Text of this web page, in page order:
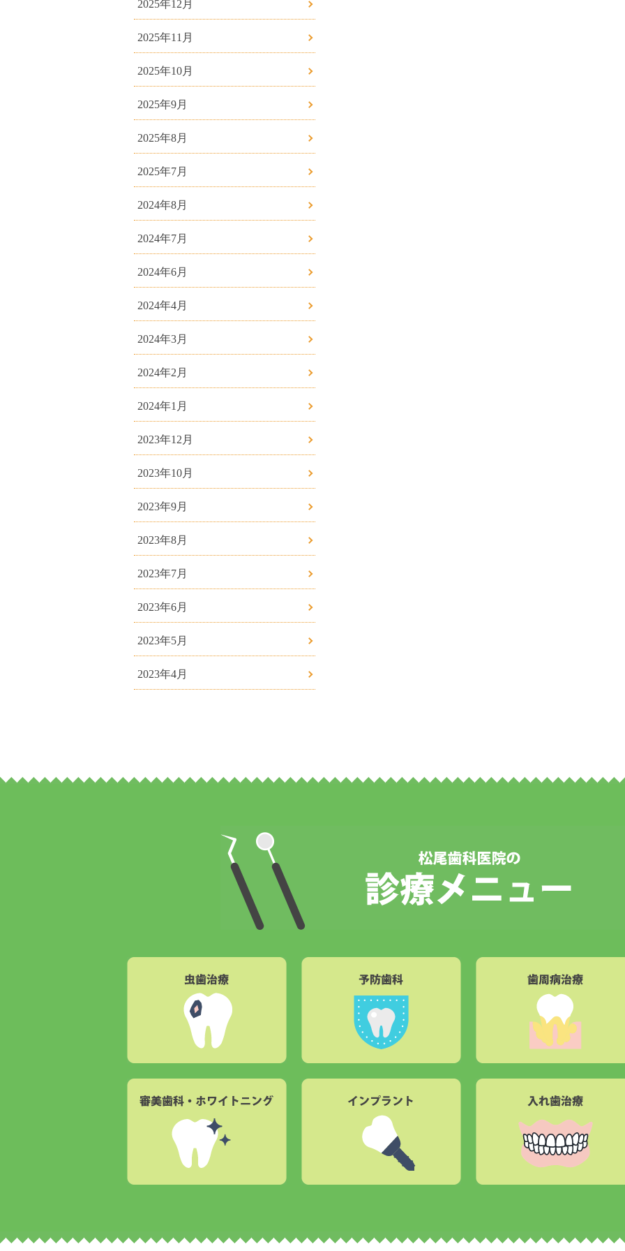
2025年12月
2025年11月
2025年10月
2025年9月
2025年8月
2025年7月
2024年8月
2024年7月
2024年6月
2024年4月
2024年3月
2024年2月
2024年1月
2023年12月
2023年10月
2023年9月
2023年8月
2023年7月
2023年6月
2023年5月
2023年4月